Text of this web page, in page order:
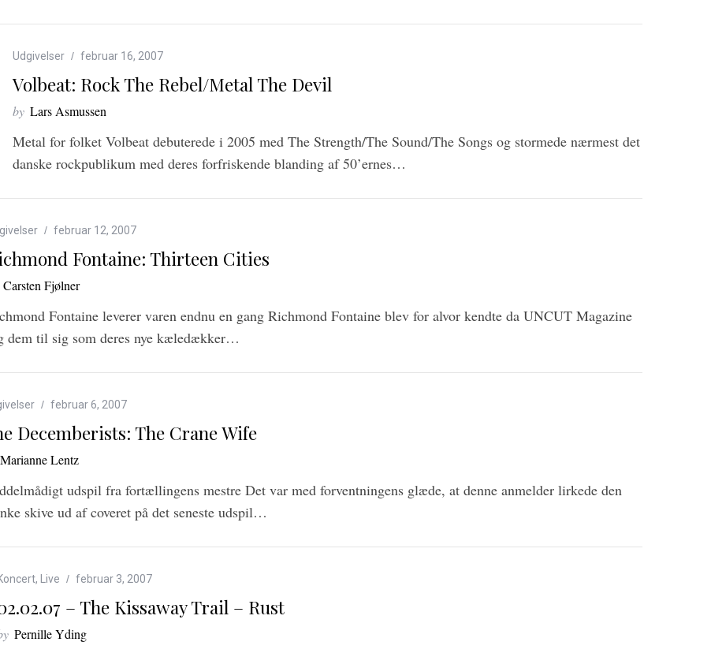
Udgivelser februar 16, 2007
Volbeat: Rock The Rebel/Metal The Devil
by Lars Asmussen
Metal for folket Volbeat debuterede i 2005 med The Strength/The Sound/The Songs og stormede nærmest det
danske rockpublikum med deres forfriskende blanding af 50’ernes…
februar 12, 2007
Fontaine: Thirteen Cities
Carsten Fjølner
Fontaine leverer varen endnu en gang Richmond Fontaine blev for alvor kendte da UNCUT Magazine
dem til sig som deres nye kæledækker…
februar 6, 2007
Decemberists: The Crane Wife
Marianne Lentz
udspil fra fortællingens mestre Det var med forventningens glæde, at denne anmelder lirkede den
skive ud af coveret på det seneste udspil…
, Live februar 3, 2007
– The Kissaway Trail – Rust
Pernille Yding